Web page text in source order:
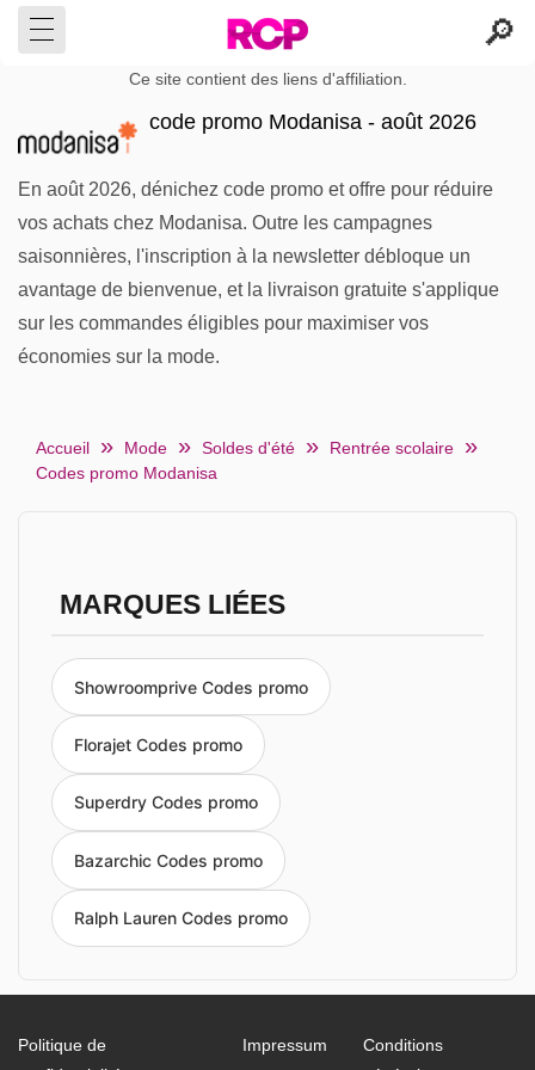
Ce site contient des liens d'affiliation.
code promo Modanisa - août 2026
En août 2026, dénichez code promo et offre pour réduire
vos achats chez Modanisa. Outre les campagnes
saisonnières, l'inscription à la newsletter débloque un
avantage de bienvenue, et la livraison gratuite s'applique
sur les commandes éligibles pour maximiser vos
économies sur la mode.
Accueil Mode Soldes d'été
Rentrée scolaire
Codes promo Modanisa
MARQUES LIÉES
Showroomprive Codes promo
Florajet Codes promo
Superdry Codes promo
Bazarchic Codes promo
Ralph Lauren Codes promo
Politique de
Impressum
Conditions